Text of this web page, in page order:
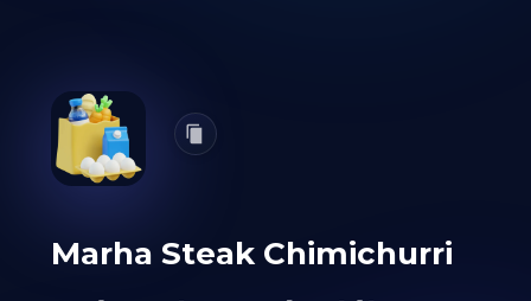
Marha Steak Chimichurri